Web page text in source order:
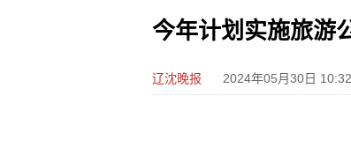
今年计划实施旅游
辽沈晚报 2024年05月30日 10:32